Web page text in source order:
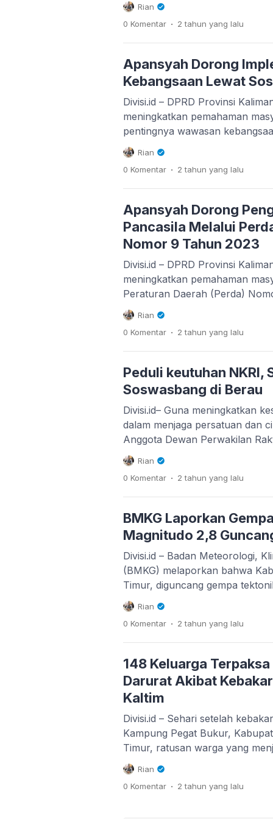
seluruh Indonesia, tetapi juga
internasional. Sekretaris Daerah
Kalimantan Timur, Sri
ini dirancang untuk
Rian
0 Komentar . 2 tahun yang lalu
Apansyah Dorong
Kebangsaan Lewat
Divisi.id – DPRD Provinsi
meningkatkan pemahaman
pentingnya wawasan
sebagai pilar utama kehidupan
Salah satu langkah nyata yang
menggelar sosialisasi di Jl.
Redeb, Kabupaten Berau, yang
DPRD Kaltim, H. Apansyah,
(16/11/2024). Sosialisasi […]
Rian
0 Komentar . 2 tahun yang lalu
Apansyah Dorong
Pancasila Melalui
Nomor 9 Tahun 2023
Divisi.id – DPRD Provinsi
meningkatkan pemahaman
Peraturan Daerah (Perda)
Pendidikan Pancasila dan
bagian dari upaya tersebut,
Apansyah, menggelar
Rabu (13/11/2024). Dalam
menekankan pentingnya
langkah strategis untuk […]
Rian
0 Komentar . 2 tahun yang lalu
Peduli keutuhan NKRI,
Soswasbang di Berau
Divisi.id– Guna meningkatkan
dalam menjaga persatuan dan
Anggota Dewan Perwakilan
Provinsi Kalimantan Timur
melaksanakan Sosialisasi
(Sosbang) ke-2 tahun 2024.
berlangsung di Kelurahan
Tanjung Redeb, Kabupaten
Februari 2024 Pukul 10.30
Rian
0 Komentar . 2 tahun yang lalu
BMKG Laporkan
Magnitudo 2,8
Divisi.id – Badan Meteorologi,
(BMKG) melaporkan bahwa
Timur, diguncang gempa
pada malam Jumat, (23/02/
Geofisika BMKG Balikpapan,
keterangan tertulisnya bahwa
21.16 Wita, berada di darat,
laut Kabupaten Berau pada
Rian
0 Komentar . 2 tahun yang lalu
148 Keluarga
Darurat Akibat
Kaltim
Divisi.id – Sehari setelah
Kampung Pegat Bukur,
Timur, ratusan warga yang
berbondong-bondong ke lokasi
barang-barang berharga yang
diselamatkan dari reruntuhan
Rian
0 Komentar . 2 tahun yang lalu